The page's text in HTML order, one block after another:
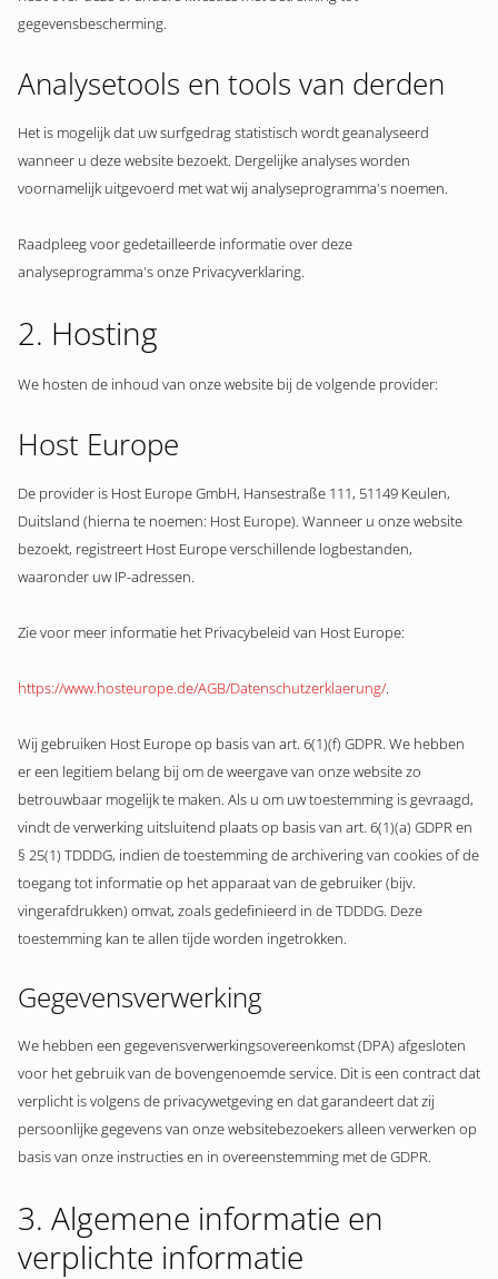
gegevensbescherming.
Analysetools en tools van derden
Het is mogelijk dat uw surfgedrag statistisch wordt geanalyseerd
wanneer u deze website bezoekt. Dergelijke analyses worden
voornamelijk uitgevoerd met wat wij analyseprogramma's noemen.
Raadpleeg voor gedetailleerde informatie over deze
analyseprogramma's onze Privacyverklaring.
2. Hosting
We hosten de inhoud van onze website bij de volgende provider:
Host Europe
De provider is Host Europe GmbH, Hansestraße 111, 51149 Keulen,
Duitsland (hierna te noemen: Host Europe). Wanneer u onze website
bezoekt, registreert Host Europe verschillende logbestanden,
waaronder uw IP-adressen.
Zie voor meer informatie het Privacybeleid van Host Europe:
https://www.hosteurope.de/AGB/Datenschutzerklaerung/.
Wij gebruiken Host Europe op basis van art. 6(1)(f) GDPR. We hebben
er een legitiem belang bij om de weergave van onze website zo
betrouwbaar mogelijk te maken. Als u om uw toestemming is gevraagd,
vindt de verwerking uitsluitend plaats op basis van art. 6(1)(a) GDPR en
§ 25(1) TDDDG, indien de toestemming de archivering van cookies of de
toegang tot informatie op het apparaat van de gebruiker (bijv.
vingerafdrukken) omvat, zoals gedefinieerd in de TDDDG. Deze
toestemming kan te allen tijde worden ingetrokken.
Gegevensverwerking
We hebben een gegevensverwerkingsovereenkomst (DPA) afgesloten
voor het gebruik van de bovengenoemde service. Dit is een contract dat
verplicht is volgens de privacywetgeving en dat garandeert dat zij
persoonlijke gegevens van onze websitebezoekers alleen verwerken op
basis van onze instructies en in overeenstemming met de GDPR.
3. Algemene informatie en
verplichte informatie